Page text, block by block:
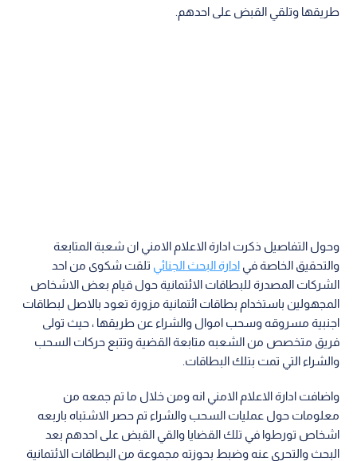
طريقها وتلقي القبض على احدهم.
وحول التفاصيل ذكرت ادارة الاعلام الامني ان شعبة المتابعة
والتحقيق الخاصة فيادارة البحث الجنائي تلقت شكوى من احد
الشركات المصدرة للبطاقات الائتمانية حول قيام بعض الاشخاص
المجهولين باستخدام بطاقات ائتمانية مزورة تعود بالاصل لبطاقات
اجنبية مسروقه وسحب اموال والشراء عن طريقها ، حيث تولى
فريق متخصص من الشعبه متابعة القضية وتتبع حركات السحب
والشراء التي تمت بتلك البطاقات.
واضافت ادارة الاعلام الامني انه ومن خلال ما تم جمعه من
معلومات حول عمليات السحب والشراء تم حصر الاشتباه باربعه
اشخاص تورطوا في تلك القضايا والقي القبض على احدهم بعد
البحث والتحري عنه وضبط بحوزته مجموعة من البطاقات الائتمانية